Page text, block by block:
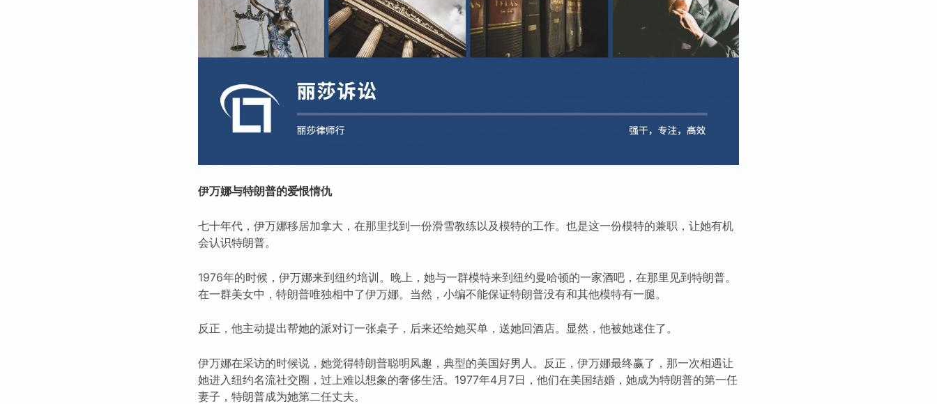
伊万娜与特朗普的爱恨情仇
七十年代，伊万娜移居加拿大，在那里找到一份滑雪教练以及模特的工作。也是这一份模特的兼职，让她有机
会认识特朗普。
1976年的时候，伊万娜来到纽约培训。晚上，她与一群模特来到纽约曼哈顿的一家酒吧，在那里见到特朗普。
在一群美女中，特朗普唯独相中了伊万娜。当然，小编不能保证特朗普没有和其他模特有一腿。
反正，他主动提出帮她的派对订一张桌子，后来还给她买单，送她回酒店。显然，他被她迷住了。
伊万娜在采访的时候说，她觉得特朗普聪明风趣，典型的美国好男人。反正，伊万娜最终赢了，那一次相遇让
她进入纽约名流社交圈，过上难以想象的奢侈生活。1977年4月7日，他们在美国结婚，她成为特朗普的第一任
妻子，特朗普成为她第二任丈夫。